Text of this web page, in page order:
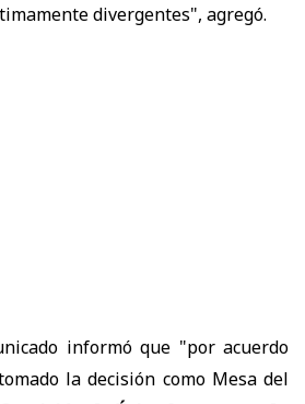
divergentes", agregó.
informó que "por acuerdo
la decisión como Mesa del